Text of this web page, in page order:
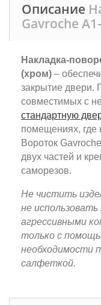
Описание
Gavroche
Накладка-
(хром) –
закрытие двери.
совместимых с
стандартную
помещениях, где
Вороток
двух частей и
саморезов.
Не чистить
не
агрессивными
только с
необходимости
салфеткой.